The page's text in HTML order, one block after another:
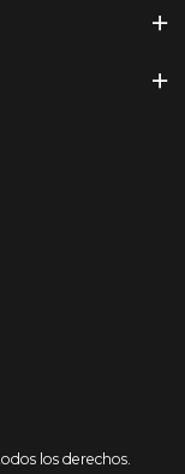
los derechos.